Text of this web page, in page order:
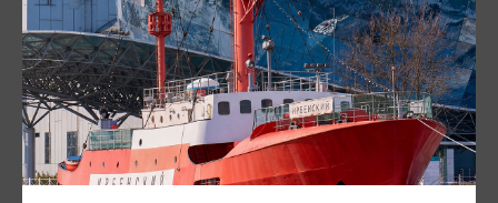
ПОЧТА
museum@world-ocean.ru
ВОЗРАСТНЫЕ ОГРАНИЧЕНИЯ
6+